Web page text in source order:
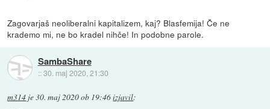
Zagovarjaš neoliberalni kapitalizem, kaj? Blasfemija! Če ne
krademo mi, ne bo kradel nihče! In podobne parole.
SambaShare
::30. maj 2020, 21:30
m314 je30. maj 2020 ob 19:46izjavil: